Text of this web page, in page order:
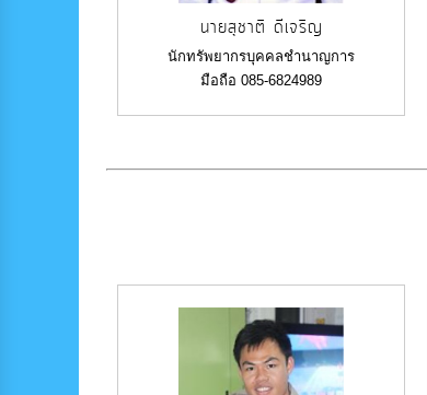
นายสุชาติ ดีเจริญ
นักทรัพยากรบุคคลชำนาญการ
มือถือ 085-6824989